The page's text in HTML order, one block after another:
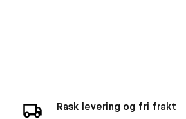
Rask levering og fri frakt